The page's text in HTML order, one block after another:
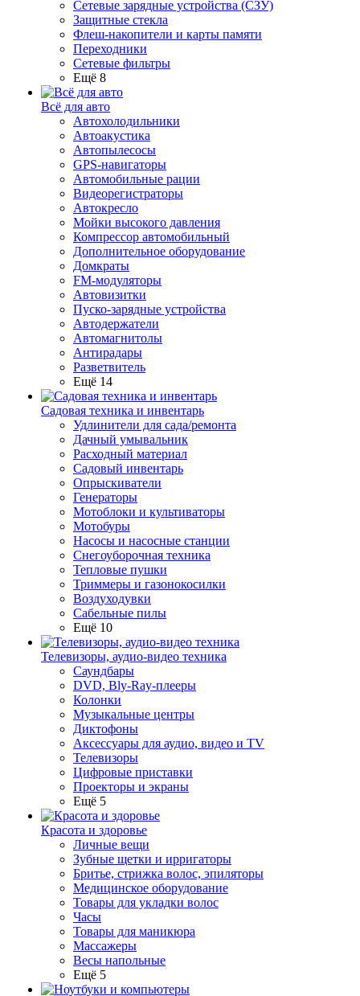
Сетевые зарядные устройства (СЗУ)
Защитные стекла
Флеш-накопители и карты памяти
Переходники
Сетевые фильтры
Ещё 8
Всё для авто
Автохолодильники
Автоакустика
Автопылесосы
GPS-навигаторы
Автомобильные рации
Видеорегистраторы
Автокресло
Мойки высокого давления
Компрессор автомобильный
Дополнительное оборудование
Домкраты
FM-модуляторы
Автовизитки
Пуско-зарядные устройства
Автодержатели
Автомагнитолы
Антирадары
Разветвитель
Ещё 14
Садовая техника и инвентарь
Удлинители для сада/ремонта
Дачный умывальник
Расходный материал
Садовый инвентарь
Опрыскиватели
Генераторы
Мотоблоки и культиваторы
Мотобуры
Насосы и насосные станции
Снегоуборочная техника
Тепловые пушки
Триммеры и газонокосилки
Воздуходувки
Сабельные пилы
Ещё 10
Телевизоры, аудио-видео техника
Саундбары
DVD, Bly-Ray-плееры
Колонки
Музыкальные центры
Диктофоны
Аксессуары для аудио, видео и TV
Телевизоры
Цифровые приставки
Проекторы и экраны
Ещё 5
Красота и здоровье
Личные вещи
Зубные щетки и ирригаторы
Бритье, стрижка волос, эпиляторы
Медицинское оборудование
Товары для укладки волос
Часы
Товары для маникюра
Массажеры
Весы напольные
Ещё 5